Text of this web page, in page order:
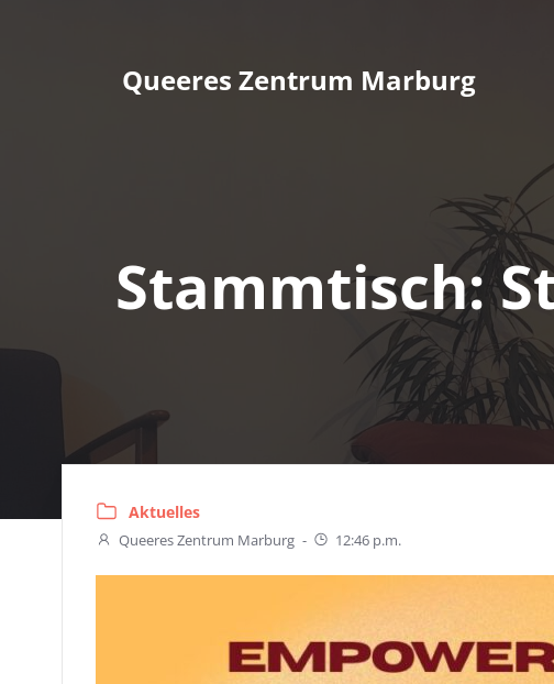
Queeres Zentrum Marburg
Stammtisch:
Aktuelles
Queeres Zentrum Marburg - 12:46 p.m.